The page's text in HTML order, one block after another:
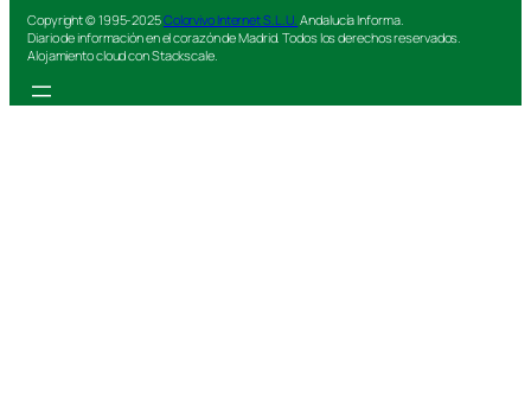
Copyright © 1995-2025Colorvivo Internet S.L.U. Andalucía Informa.
Diario de información en el corazón de Madrid. Todos los derechos reservados.
Alojamiento cloud con Stackscale.